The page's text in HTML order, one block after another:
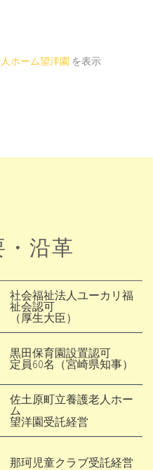
ホーム望洋園 を表示
沿革
社会福祉法人ユーカリ福
祉会認可
（厚生大臣）
黒田保育園設置認可
定員60名（宮崎県知事）
佐土原町立養護老人ホー
ム
望洋園受託経営
那珂児童クラブ受託経営